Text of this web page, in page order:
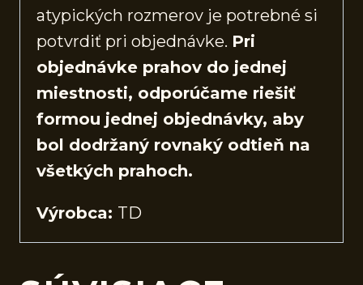
atypických rozmerov je potrebné si
potvrdiť pri objednávke. Pri
objednávke prahov do jednej
miestnosti, odporúčame riešiť
formou jednej objednávky, aby
bol dodržaný rovnaký odtieň na
všetkých prahoch.
Výrobca: TD